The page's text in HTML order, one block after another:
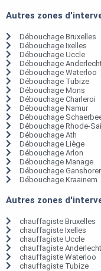
Autres zones
Débouchage Bruxelles
Débouchage Ixelles
Débouchage Uccle
Débouchage
Débouchage Waterloo
Débouchage Tubize
Débouchage Mons
Débouchage Charleroi
Débouchage Namur
Débouchage
Débouchage Rhode-
Débouchage Ath
Débouchage Liège
Débouchage Arlon
Débouchage Manage
Débouchage
Débouchage Kraainem
Autres zones
chauffagiste Bruxelles
chauffagiste Ixelles
chauffagiste Uccle
chauffagiste Anderlecht
chauffagiste Waterloo
chauffagiste Tubize